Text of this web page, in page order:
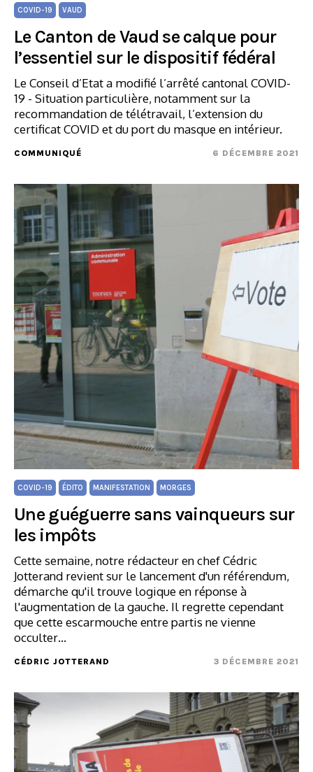
COVID-19 VAUD
Le Canton de Vaud se calque pour
l’essentiel sur le dispositif fédéral
Le Conseil d’Etat a modifié l’arrêté cantonal COVID-
19 - Situation particulière, notamment sur la
recommandation de télétravail, l’extension du
certificat COVID et du port du masque en intérieur.
COMMUNIQUÉ 6 DÉCEMBRE 2021
COVID-19 ÉDITO MANIFESTATION MORGES
Une guéguerre sans vainqueurs sur
les impôts
Cette semaine, notre rédacteur en chef Cédric
Jotterand revient sur le lancement d'un référendum,
démarche qu'il trouve logique en réponse à
l'augmentation de la gauche. Il regrette cependant
que cette escarmouche entre partis ne vienne
occulter…
CÉDRIC JOTTERAND 3 DÉCEMBRE 2021